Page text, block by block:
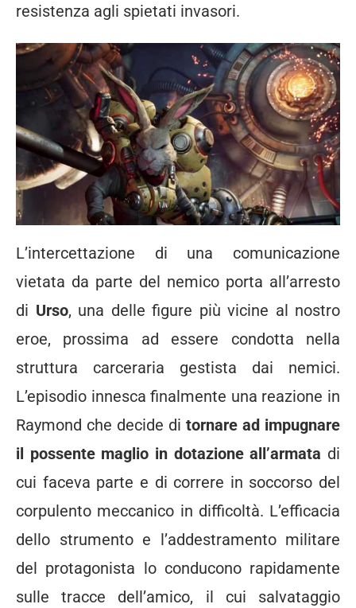
resistenza agli spietati invasori.
L’intercettazione di una comunicazione
vietata da parte del nemico porta all’arresto
di Urso, una delle figure più vicine al nostro
eroe, prossima ad essere condotta nella
struttura carceraria gestista dai nemici.
L’episodio innesca finalmente una reazione in
Raymond che decide di tornare ad impugnare
il possente maglio in dotazione all’armata di
cui faceva parte e di correre in soccorso del
corpulento meccanico in difficoltà. L’efficacia
dello strumento e l’addestramento militare
del protagonista lo conducono rapidamente
sulle tracce dell’amico, il cui salvataggio